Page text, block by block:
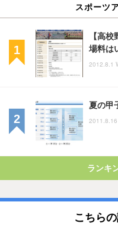
スポーツ
【高
場料は
2012.8.1
夏の甲
ランキ
こちら